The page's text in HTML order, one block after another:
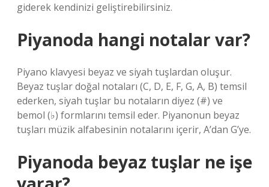
giderek kendinizi geliştirebilirsiniz.
Piyanoda hangi notalar var?
Piyano klavyesi beyaz ve siyah tuşlardan oluşur.
Beyaz tuşlar doğal notaları (C, D, E, F, G, A, B) temsil
ederken, siyah tuşlar bu notaların diyez (#) ve
bemol (♭) formlarını temsil eder. Piyanonun beyaz
tuşları müzik alfabesinin notalarını içerir, A’dan G’ye.
Piyanoda beyaz tuşlar ne işe